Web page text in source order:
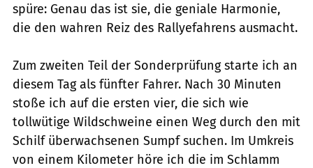
spüre: Genau das ist sie, die geniale Harmonie,
die den wahren Reiz des Rallyefahrens ausmacht.
Zum zweiten Teil der Sonderprüfung starte ich an
diesem Tag als fünfter Fahrer. Nach 30 Minuten
stoße ich auf die ersten vier, die sich wie
tollwütige Wildschweine einen Weg durch den mit
Schilf überwachsenen Sumpf suchen. Im Umkreis
von einem Kilometer höre ich die im Schlamm